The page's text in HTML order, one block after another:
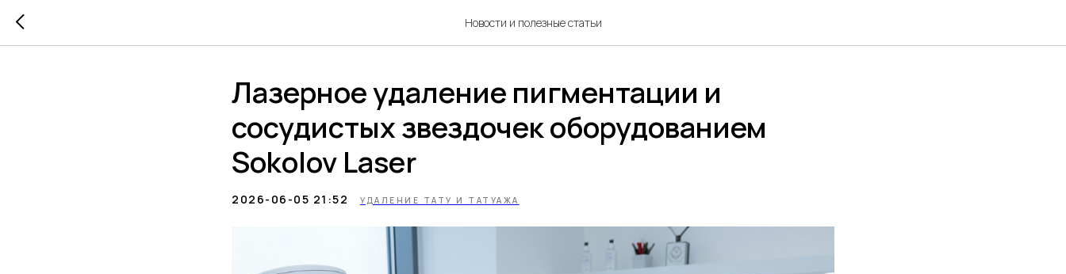
Новости и полезные статьи
Лазерное удаление пигментации и
сосудистых звездочек оборудованием
Sokolov Laser
2026-06-05 21:52 УДАЛЕНИЕ ТАТУ И ТАТУАЖА